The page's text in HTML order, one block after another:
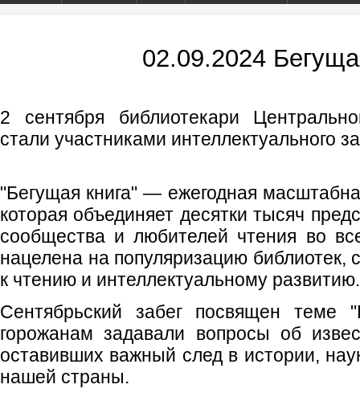
02.09.2024
2 сентября библиотекари
стали участниками интеллектуального
"Бегущая книга" — ежегодная
которая объединяет десятки тысяч
сообщества и любителей чтения во
нацелена на популяризацию библиотек,
к чтению и интеллектуальному развитию.
Сентябрьский забег посвящен теме
горожанам задавали вопросы об
оставивших важный след в истории,
нашей страны.